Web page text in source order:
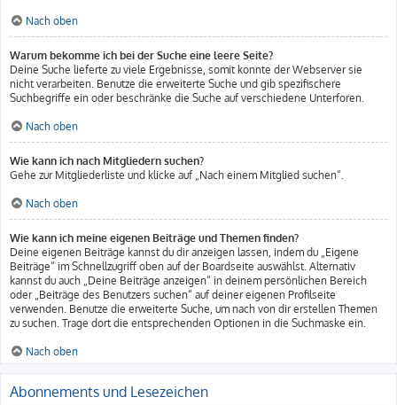
Nach oben
Warum bekomme ich bei der Suche eine leere Seite?
Deine Suche lieferte zu viele Ergebnisse, somit konnte der Webserver sie
nicht verarbeiten. Benutze die erweiterte Suche und gib spezifischere
Suchbegriffe ein oder beschränke die Suche auf verschiedene Unterforen.
Nach oben
Wie kann ich nach Mitgliedern suchen?
Gehe zur Mitgliederliste und klicke auf „Nach einem Mitglied suchen“.
Nach oben
Wie kann ich meine eigenen Beiträge und Themen finden?
Deine eigenen Beiträge kannst du dir anzeigen lassen, indem du „Eigene
Beiträge“ im Schnellzugriff oben auf der Boardseite auswählst. Alternativ
kannst du auch „Deine Beiträge anzeigen“ in deinem persönlichen Bereich
oder „Beiträge des Benutzers suchen“ auf deiner eigenen Profilseite
verwenden. Benutze die erweiterte Suche, um nach von dir erstellen Themen
zu suchen. Trage dort die entsprechenden Optionen in die Suchmaske ein.
Nach oben
Abonnements und Lesezeichen